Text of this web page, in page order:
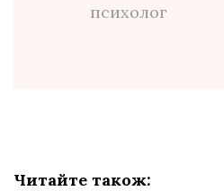
психолог
Читайте також: